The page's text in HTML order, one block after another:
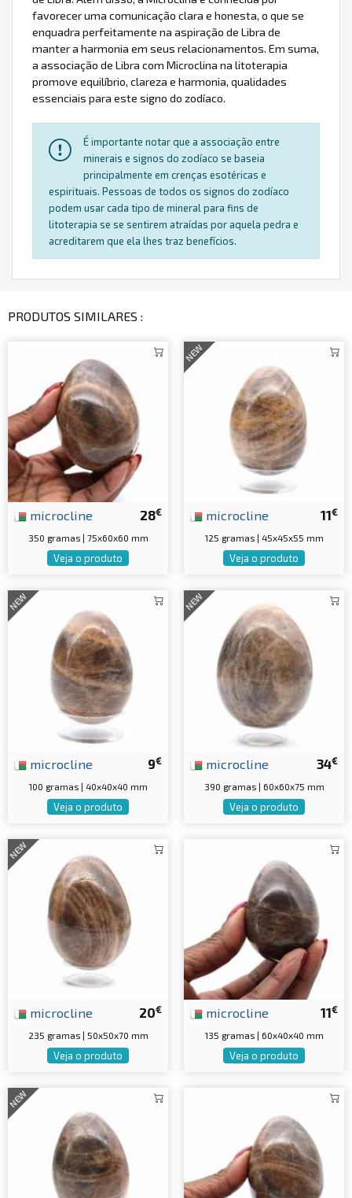
favorecer uma comunicação clara e honesta, o que se
enquadra perfeitamente na aspiração de Libra de
manter a harmonia em seus relacionamentos. Em suma,
a associação de Libra com Microclina na litoterapia
promove equilíbrio, clareza e harmonia, qualidades
essenciais para este signo do zodíaco.
É importante notar que a associação entre
minerais e signos do zodíaco se baseia
principalmente em crenças esotéricas e
espirituais. Pessoas de todos os signos do zodíaco
podem usar cada tipo de mineral para fins de
litoterapia se se sentirem atraídas por aquela pedra e
acreditarem que ela lhes traz benefícios.
PRODUTOS SIMILARES :
28€
microcline
350 gramas | 75x60x60 mm
Veja o produto
NEW
11€
microcline
125 gramas | 45x45x55 mm
Veja o produto
NEW
9€
microcline
100 gramas | 40x40x40 mm
Veja o produto
NEW
34€
microcline
390 gramas | 60x60x75 mm
Veja o produto
NEW
20€
microcline
235 gramas | 50x50x70 mm
Veja o produto
11€
microcline
135 gramas | 60x40x40 mm
Veja o produto
NEW